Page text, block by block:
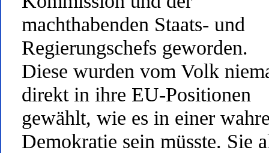
machthabenden Staats- und
Regierungschefs geworden.
Diese wurden vom Volk
direkt in ihre EU-Positionen
gewählt, wie es in einer
Demokratie sein müsste. Sie